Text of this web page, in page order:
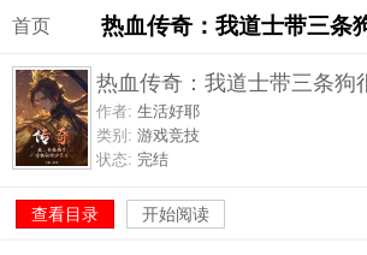
首页 热血传奇：我道士带三条
热血传奇：我道士带三条狗
作者: 生活好耶
类别: 游戏竞技
状态: 完结
查看目录 开始阅读